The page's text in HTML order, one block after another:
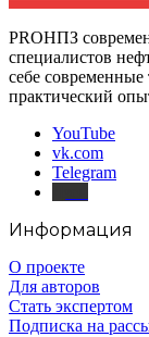
PROНПЗ
специалистов
себе современные
практический
YouTube
vk.com
Telegram
Информация
О проекте
Для авторов
Стать экспертом
Подписка на